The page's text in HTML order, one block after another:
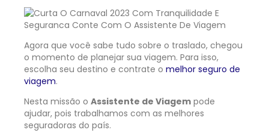
Agora que você sabe tudo sobre o traslado, chegou
o momento de planejar sua viagem. Para isso,
escolha seu destino e contrate o melhor seguro de
viagem.
Nesta missão o Assistente de Viagem pode
ajudar, pois trabalhamos com as melhores
seguradoras do país.